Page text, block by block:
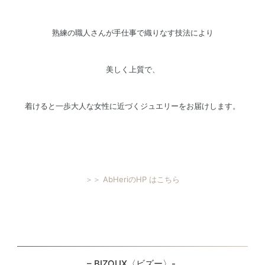
熟練の職人さんが手仕事で織りなす技法により
美しく上質で、
着けると一歩大人な女性に近づくジュエリーをお届けします。
＞＞ AbHeriのHP はこちら